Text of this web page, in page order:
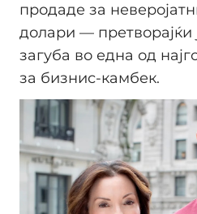
продаде за
долари — претворајќи
загуба во една од
за бизнис-камбек.